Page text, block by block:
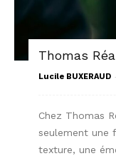
Thomas
Lucile BUXERAUD -
Chez Thomas
seulement une
texture, une